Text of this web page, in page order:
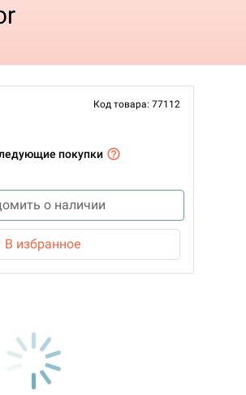
Код товара: 77112
покупки
о наличии
В избранное